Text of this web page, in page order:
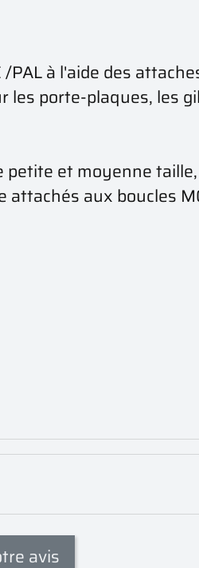
à l'aide des
porte-plaques, les
et moyenne
aux boucles
avis